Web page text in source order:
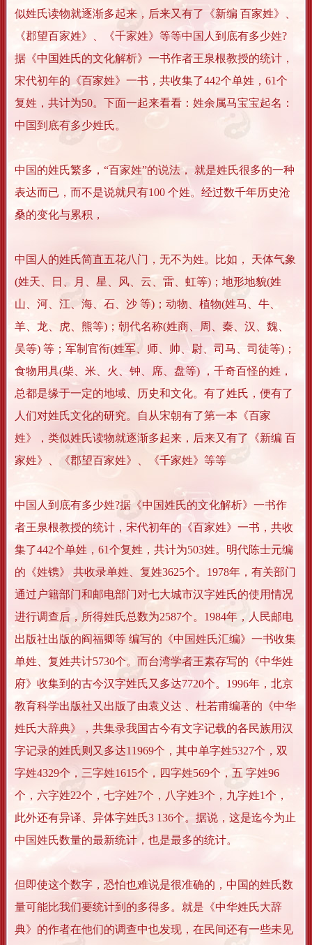
似姓氏读物就逐渐多起来，后来又有了《新编 百家姓》、
《郡望百家姓》、《千家姓》等等中国人到底有多少姓?
据《中国姓氏的文化解析》一书作者王泉根教授的统计，
宋代初年的《百家姓》一书，共收集了442个单姓，61个
复姓，共计为50。下面一起来看看：姓余属马宝宝起名：
中国到底有多少姓氏。
中国的姓氏繁多，“百家姓”的说法， 就是姓氏很多的一种
表达而已，而不是说就只有100 个姓。经过数千年历史沧
桑的变化与累积，
中国人的姓氏简直五花八门，无不为姓。比如， 天体气象
(姓天、日、月、星、风、云、雷、虹等)；地形地貌(姓
山、河、江、海、石、沙 等)；动物、植物(姓马、牛、
羊、龙、虎、熊等)；朝代名称(姓商、周、秦、汉、魏、
吴等) 等；军制官衔(姓军、师、帅、尉、司马、司徒等)；
食物用具(柴、米、火、钟、席、盘等) ，千奇百怪的姓，
总都是缘于一定的地域、历史和文化。有了姓氏，便有了
人们对姓氏文化的研究。自从宋朝有了第一本《百家
姓》，类似姓氏读物就逐渐多起来，后来又有了《新编 百
家姓》、《郡望百家姓》、《千家姓》等等
中国人到底有多少姓?据《中国姓氏的文化解析》一书作
者王泉根教授的统计，宋代初年的《百家姓》一书，共收
集了442个单姓，61个复姓，共计为503姓。明代陈士元编
的《姓镌》 共收录单姓、复姓3625个。1978年，有关部门
通过户籍部门和邮电部门对七大城市汉字姓氏的使用情况
进行调查后，所得姓氏总数为2587个。1984年，人民邮电
出版社出版的阎福卿等 编写的《中国姓氏汇编》一书收集
单姓、复姓共计5730个。而台湾学者王素存写的《中华姓
府》收集到的古今汉字姓氏又多达7720个。1996年，北京
教育科学出版社又出版了由袁义达 、杜若甫编著的《中华
姓氏大辞典》，共集录我国古今有文字记载的各民族用汉
字记录的姓氏则又多达11969个，其中单字姓5327个，双
字姓4329个，三字姓1615个，四字姓569个，五 字姓96
个，六字姓22个，七字姓7个，八字姓3个，九字姓1个，
此外还有异译、异体字姓氏3 136个。据说，这是迄今为止
中国姓氏数量的最新统计，也是最多的统计。
但即使这个数字，恐怕也难说是很准确的，中国的姓氏数
量可能比我们要统计到的多得多。就是《中华姓氏大辞
典》的作者在他们的调查中也发现，在民间还有一些未见